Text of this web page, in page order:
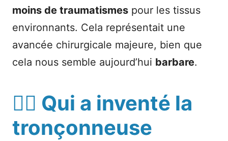
moins de traumatismes pour les tissus
environnants. Cela représentait une
avancée chirurgicale majeure, bien que
cela nous semble aujourd’hui barbare.
👨‍⚕️ Qui a inventé la
tronçonneuse